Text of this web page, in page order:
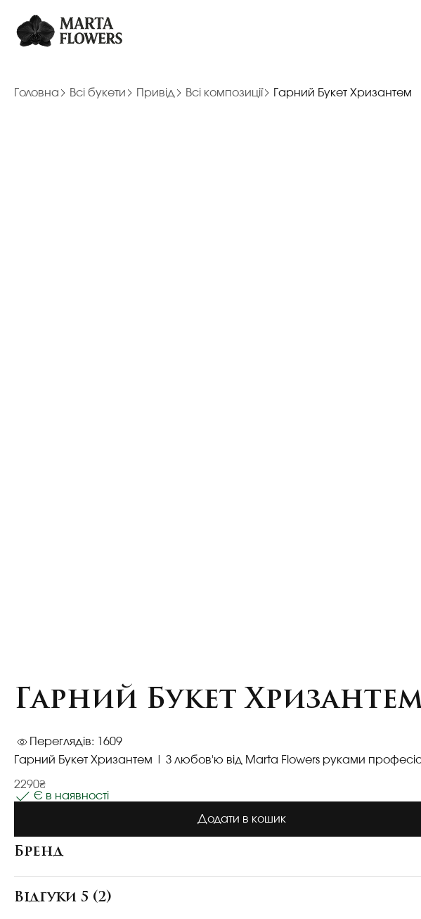
Головна Всі букети Привід Всі композиції Гарний Букет Хризантем
Гарний Букет
Переглядів: 1609
Гарний Букет Хризантем | З любов'ю від Marta Flowers руками
2290₴
Є в наявності
Додати в кошик
Бренд
Відгуки 5 (2)